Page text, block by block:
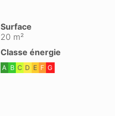
Surface
20 m²
Classe énergie
A B C D E F G